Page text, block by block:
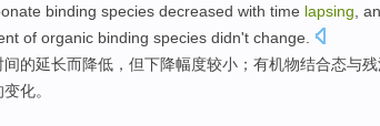
binding species decreased with time lapsing ,
of organic binding species didn't change
间的延长而降低 ，但下降幅度较小； 有机物结合态与
变化。